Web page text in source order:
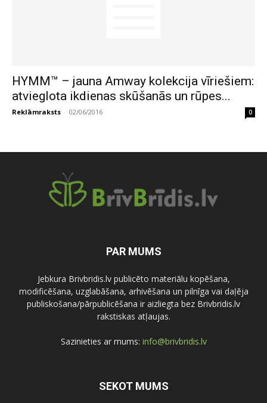
HYMM™ – jauna Amway kolekcija vīriešiem:
atvieglota ikdienas skūšanās un rūpes...
Reklāmraksts - 02/06/2016 0
PAR MUMS
Jebkura Brivbridis.lv publicēto materiālu kopēšana,
modificēšana, uzglabāšana, arhivēšana un pilnīga vai daļēja
publiskošana/pārpublicēšana ir aizliegta bez Brivbridis.lv
rakstiskas atļaujas.
Sazinieties ar mums: info@brivbridis.lv
SEKOT MUMS